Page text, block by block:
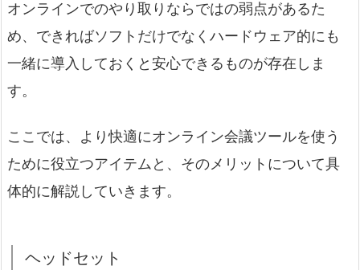
オンラインでのやり取りならではの弱点があるた
め、できればソフトだけでなくハードウェア的にも
一緒に導入しておくと安心できるものが存在しま
す。
ここでは、より快適にオンライン会議ツールを使う
ために役立つアイテムと、そのメリットについて具
体的に解説していきます。
ヘッドセット